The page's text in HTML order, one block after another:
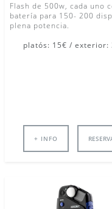
Flash de 500w, cada uno
batería para 150- 200
plena potencia.
platós: 15€ / exterior:
+ INFO